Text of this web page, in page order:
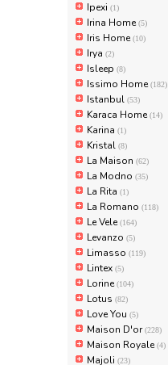
Ipexi (1)
Irina Home(5)
Iris Home(10)
Irya (2)
Isleep (8)
Issimo Home(182)
Istanbul (53)
Karaca Home(14)
Karina (1)
Kristal (8)
La Maison (62)
La Modno (35)
La Rita (1)
La Romano (118)
Le Vele(164)
Levanzo (5)
Limasso (119)
Lintex (5)
Lorine(104)
Lotus (82)
Love You (5)
Maison D'or(228)
Maison Royale(4)
Majoli (23)